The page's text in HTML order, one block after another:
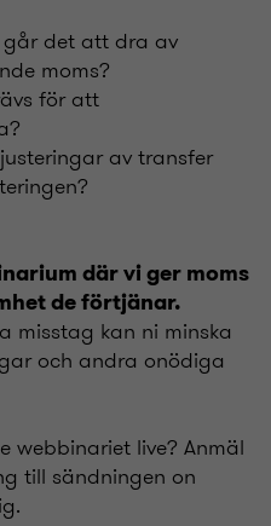
det att dra av
moms?
för att
av transfer
där vi ger moms
de förtjänar.
misstag kan ni minska
och andra onödiga
webbinariet live? Anmäl
till sändningen on